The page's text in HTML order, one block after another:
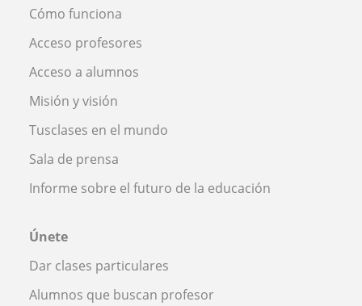
Cómo funciona
Acceso profesores
Acceso a alumnos
Misión y visión
Tusclases en el mundo
Sala de prensa
Informe sobre el futuro de la educación
Únete
Dar clases particulares
Alumnos que buscan profesor